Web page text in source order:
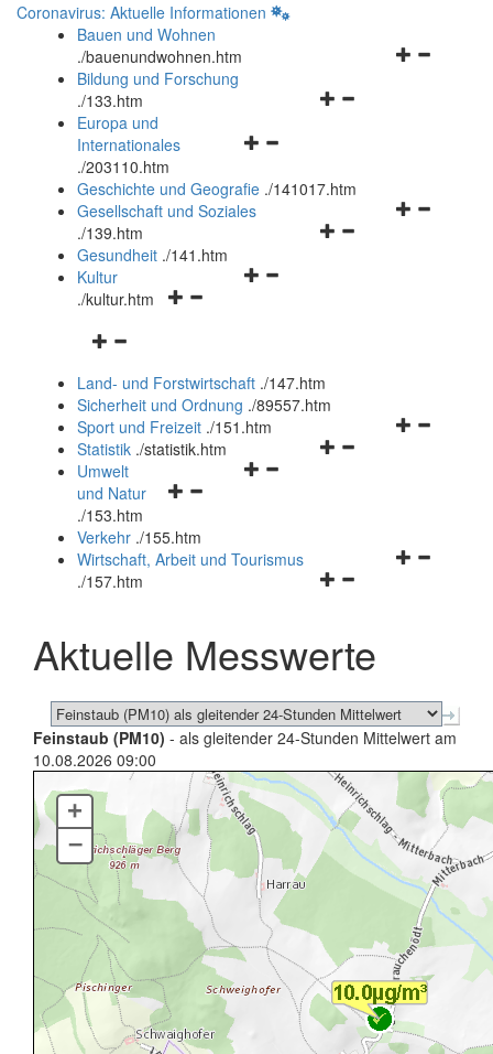
Coronavirus: Aktuelle Informationen
Bauen und Wohnen
./bauenundwohnen.htm
Navigationsmenü
Bildung und Forschung
./133.htm
Navigationsmenü
und
schließen
Europa und
Internationales
./203110.htm
Geschichte und Geografie ./141017.htm
Navigationsmenü
Gesellschaft und Soziales
./139.htm
Navigationsmenü
Gesundheit ./141.htm
Navigationsmenü
Kultur
./kultur.htm
Navigationsmenü
und
schließen
Land- und Forstwirtschaft ./147.htm
Sicherheit und Ordnung ./89557.htm
Navigationsmenü
Sport und Freizeit ./151.htm
Navigationsmenü
Statistik ./statistik.htm
Navigationsmenü
und
schließen
Umwelt
und Natur
./153.htm
Verkehr ./155.htm
Navigationsmenü
schließen
Wirtschaft, Arbeit und Tourismus
./157.htm
Aktuelle Messwerte
Feinstaub (PM10) - als gleitender 24-Stunden Mittelwert am
10.08.2026 09:00
+
–